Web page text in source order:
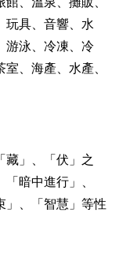
玩具、音響、水
游泳、冷凍、冷
、海產、水產、
藏」、「伏」之
暗中進行」、
」、「智慧」等性